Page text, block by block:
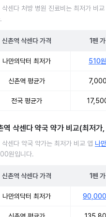
삭센다 처방 병원 진료비는 최저가 비교
신촌역 삭센다가격 1펜
나만의닥터 최저가 510원
신촌역 평균가
전국 평균가
역 삭센다 약국 약가 비교(최저가
삭센다 약국 약가는 최저가 비교 앱 나
원입니다.
신촌역 삭센다가격 1펜
나만의닥터 최저가 90,000